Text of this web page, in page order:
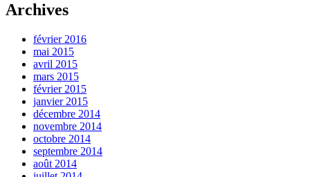
Archives
février 2016
mai 2015
avril 2015
mars 2015
février 2015
janvier 2015
décembre 2014
novembre 2014
octobre 2014
septembre 2014
août 2014